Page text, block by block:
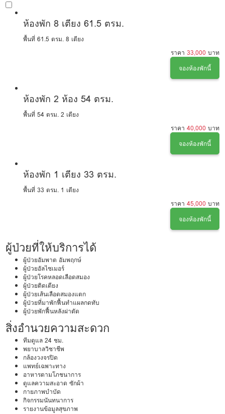
ห้องพัก 8 เตียง 61.5 ตรม.
พื้นที่ 61.5 ตรม. 8 เตียง
ราคา 33,000 บาท
จองห้องพักนี้
ห้องพัก 2 ห้อง 54 ตรม.
พื้นที่ 54 ตรม. 2 เตียง
ราคา 40,000 บาท
จองห้องพักนี้
ห้องพัก 1 เตียง 33 ตรม.
พื้นที่ 33 ตรม. 1 เตียง
ราคา 45,000 บาท
จองห้องพักนี้
ผู้ป่วยที่ให้บริการได้
ผู้ป่วยอัมพาต อัมพฤกษ์
ผู้ป่วยอัลไซเมอร์
ผู้ป่วยโรคหลอดเลือดสมอง
ผู้ป่วยติดเตียง
ผู้ป่วยเส้นเลือดสมองแตก
ผู้ป่วยที่มาพักฟื้นทำแผลกดทับ
ผู้ป่วยพักฟื้นหลังผ่าตัด
สิ่งอำนวยความสะดวก
ทีมดูแล 24 ชม.
พยาบาลวิชาชีพ
กล้องวงจรปิด
แพทย์เฉพาะทาง
อาหารตามโภชนาการ
ดูแลความสะอาด ซักผ้า
กายภาพบำบัด
กิจกรรมนันทนาการ
รายงานข้อมูลสุขภาพ